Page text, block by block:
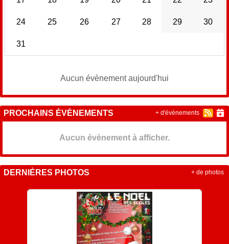
24 25 26 27 28 29 30
31
Aucun évènement aujourd'hui
PROCHAINS ÉVÉNEMENTS
Aucun évènement à afficher.
+ d'évènements
DERNIÈRES PHOTOS + de photos